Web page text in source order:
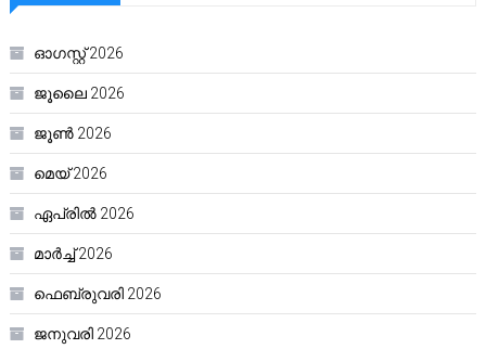
ഓഗസ്റ്റ്‌ 2026
ജൂലൈ 2026
ജൂൺ 2026
മെയ്‌ 2026
ഏപ്രിൽ 2026
മാർച്ച്‌ 2026
ഫെബ്രുവരി 2026
ജനുവരി 2026